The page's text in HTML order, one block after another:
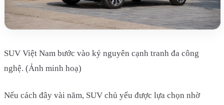
SUV Việt Nam bước vào kỷ nguyên cạnh tranh đa công
nghệ. (Ảnh minh hoạ)​
Nếu cách đây vài năm, SUV chủ yếu được lựa chọn nhờ